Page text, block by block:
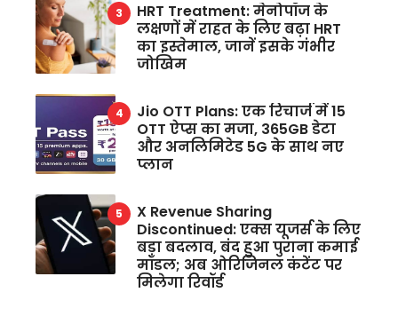
HRT Treatment: मेनोपॉज के
लक्षणों में राहत के लिए बढ़ा HRT
का इस्तेमाल, जानें इसके गंभीर
जोखिम
Jio OTT Plans: एक रिचार्ज में 15
OTT ऐप्स का मजा, 365GB डेटा
और अनलिमिटेड 5G के साथ नए
प्लान
X Revenue Sharing
Discontinued: एक्स यूजर्स के लिए
बड़ा बदलाव, बंद हुआ पुराना कमाई
मॉडल; अब ओरिजिनल कंटेंट पर
मिलेगा रिवॉर्ड